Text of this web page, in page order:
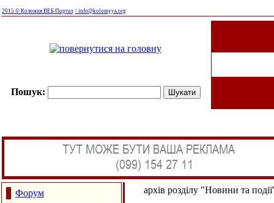
2015 © Коломия ВЕБ Портал / info@kolomyya.org
Пошук:
Форум
архів розділу "Новини та